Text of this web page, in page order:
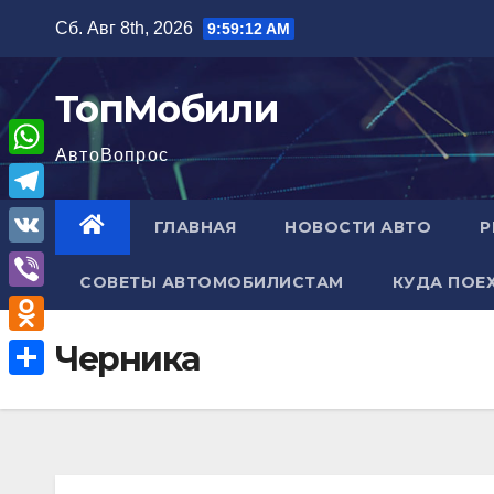
содержимому
Сб. Авг 8th, 2026 9:59:13 AM
ТопМобили
АвтоВопрос
ГЛАВНАЯ НОВОСТИ АВТО
СОВЕТЫ АВТОМОБИЛИСТАМ КУДА
Черника
W
h
a
A
T
e
l
e
g
V
K
V
i
b
e
O